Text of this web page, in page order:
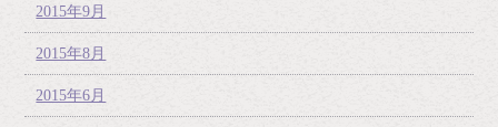
2015年9月
2015年8月
2015年6月